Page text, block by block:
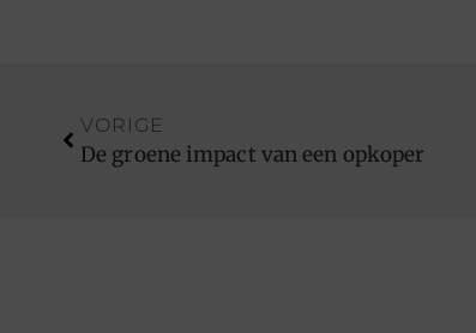
VORIGE
De groene impact van een opkoper